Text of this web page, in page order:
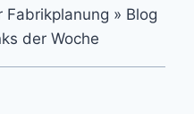
» Blog
der Woche